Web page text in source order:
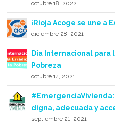
octubre 18, 2022
¡Rioja Acoge se une a
diciembre 28, 2021
Día Internacional para
Pobreza
octubre 14, 2021
digna, adecuada y
septiembre 21, 2021